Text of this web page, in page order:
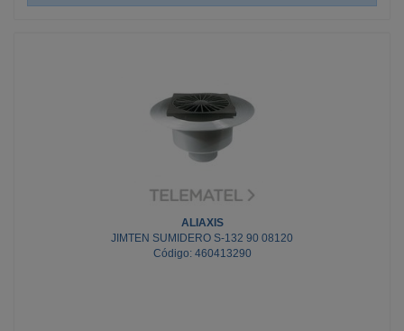
ALIAXIS
JIMTEN SUMIDERO S-132 90 08120
Código: 460413290